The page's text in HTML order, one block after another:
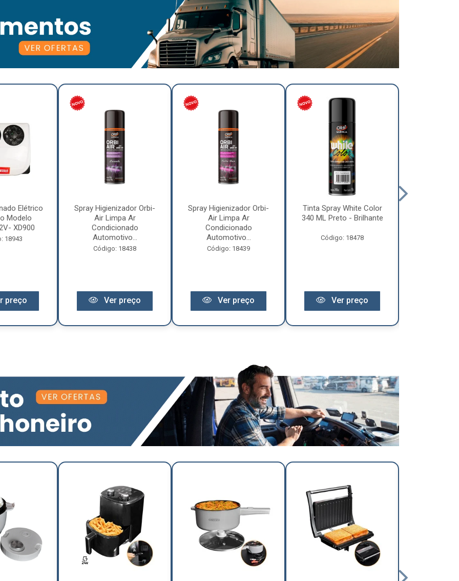
Elétrico
Modelo
XD900
18943
preço
Spray Higienizador Orbi-
Air Limpa Ar
Condicionado
Automotivo...
Código: 18438
Ver preço
Spray Higienizador Orbi-
Air Limpa Ar
Condicionado
Automotivo...
Código: 18439
Ver preço
Tinta Spray White Color
340 ML Preto - Brilhante
Código: 18478
Ver preço